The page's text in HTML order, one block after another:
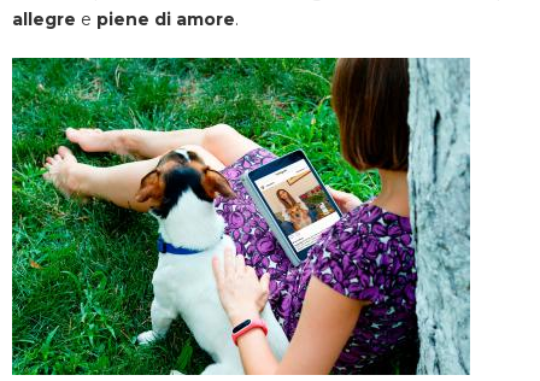
allegre e piene di amore.